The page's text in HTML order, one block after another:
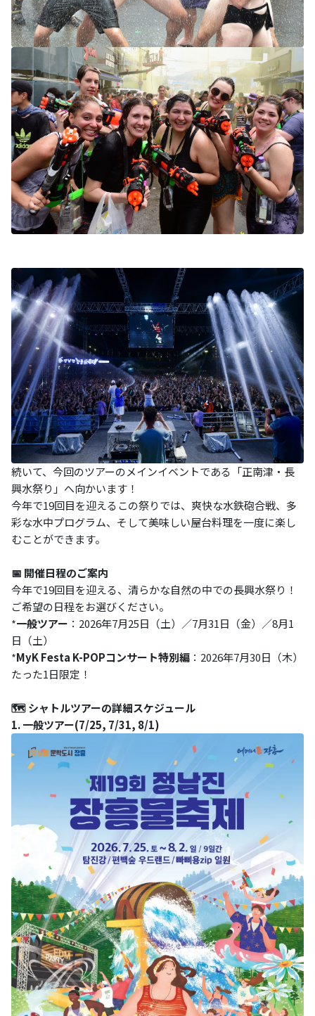
続いて、今回のツアーのメインイベントである「正南津・長
興水祭り」へ向かいます！
今年で19回目を迎えるこの祭りでは、爽快な水鉄砲合戦、多
彩な水中プログラム、そして美味しい屋台料理を一度に楽し
むことができます。
📅 開催日程のご案内
今年で19回目を迎える、清らかな自然の中での長興水祭り！
ご希望の日程をお選びください。
*一般ツアー ：2026年7月25日（土）／7月31日（金）／8月1
日（土）
*MyK Festa K-POPコンサート特別編 ：2026年7月30日（木）
たった1日限定！
🗺️ シャトルツアーの詳細スケジュール
1. 一般ツアー(7/25, 7/31, 8/1)